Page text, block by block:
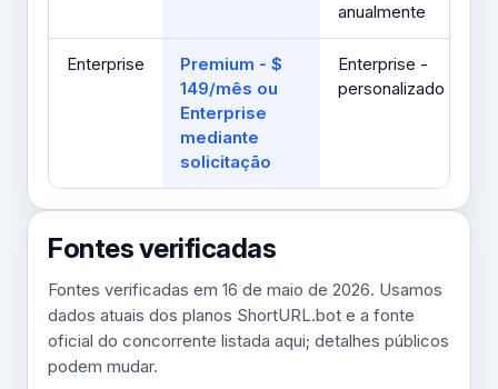
anualmente
Enterprise
Premium - $
149/mês ou
Enterprise
mediante
solicitação
Enterprise -
personalizado
Fontes verificadas
Fontes verificadas em 16 de maio de 2026. Usamos
dados atuais dos planos ShortURL.bot e a fonte
oficial do concorrente listada aqui; detalhes públicos
podem mudar.